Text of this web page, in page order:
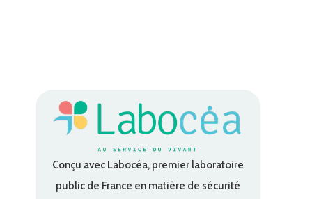
Conçu avec Labocéa, premier laboratoire
public de France en matière de sécurité